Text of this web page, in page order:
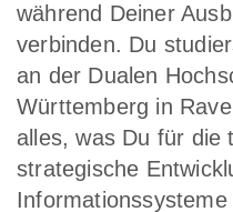
während Deiner
verbinden. Du
an der Dualen
Württemberg in
alles, was Du für die
strategische